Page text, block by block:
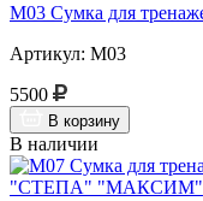
М03 Сумка для
Артикул: М03
5500
В корзину
В наличии